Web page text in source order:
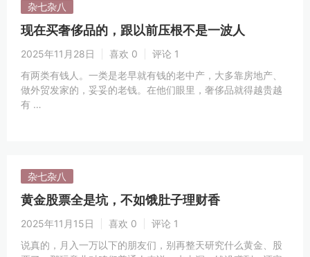
杂七杂八
现在买奢侈品的，跟以前压根不是一波人
2025年11月28日 喜欢 0
评论 1
有两类有钱人。一类是老早就有钱的老中产，大多靠房地产、
做外贸发家的，妥妥的老钱。在他们眼里，奢侈品就得越贵越
有 …
杂七杂八
黄金股票全是坑，不如饿肚子理财香
2025年11月15日 喜欢 0
评论 1
说真的，月入一万以下的朋友们，别再整天研究什么黄金、股